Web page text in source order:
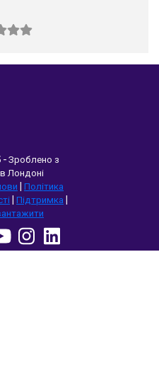
- Зроблено з
Лондоні
Політика
Підтримка